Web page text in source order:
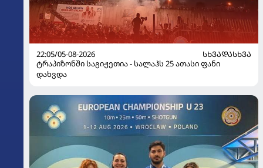
22:05/05-08-2026
ᲡᲮᲕᲐᲓᲐᲡᲮᲕᲐ
ტრაპიზონში საგიჟეთია - სალაჰს 25 ათასი ფანი
დახვდა